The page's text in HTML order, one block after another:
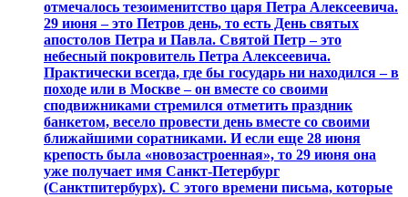
отмечалось тезоименитство царя Петра Алексеевича.
29 июня – это Петров день, то есть День святых
апостолов Петра и Павла. Святой Петр – это
небесный покровитель Петра Алексеевича.
Практически всегда, где бы государь ни находился – в
походе или в Москве – он вместе со своими
сподвижниками стремился отметить праздник
банкетом, весело провести день вместе со своими
ближайшими соратниками. И если еще 28 июня
крепость была «новозастроенная», то 29 июня она
уже получает имя Санкт-Петербург
(Санктпитербурх). С этого времени письма, которые